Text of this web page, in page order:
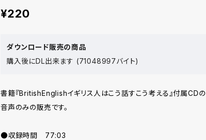
¥220
ダウンロード販売の商品
購入後にDL出来ます (71048997バイト)
書籍『BritishEnglishイギリス人はこう話すこう考える』付属CDの
音声のみの販売です。
●収録時間 77:03